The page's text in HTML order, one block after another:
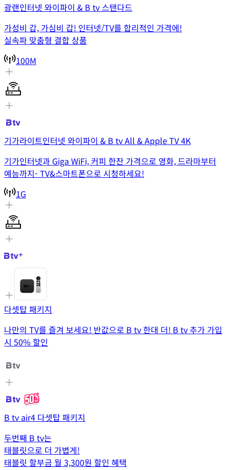
광랜인터넷 와이파이 & B tv 스탠다드
가성비 갑, 가심비 갑! 인터넷/TV를 합리적인 가격에!
실속파 맞춤형 결합 상품
100M
기가라이트인터넷 와이파이 & B tv All & Apple TV 4K
기가인터넷과 Giga WiFi, 커피 한잔 가격으로 영화, 드라마부터
예능까지- TV&스마트폰으로 시청하세요!
1G
다셋탑 패키지
나만의 TV를 즐겨 보세요! 반값으로 B tv 한대 더! B tv 추가 가입
시 50% 할인
B tv air4 다셋탑 패키지
두번째 B tv는
태블릿으로 더 가볍게!
태블릿 할부금 월 3,300원 할인 혜택